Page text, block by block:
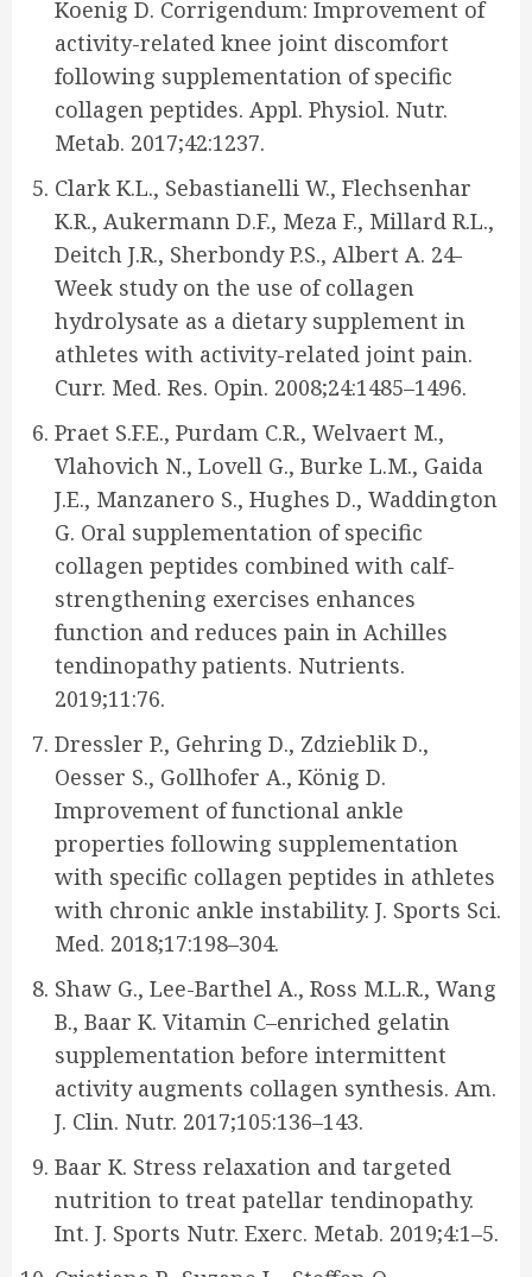
Koenig D. Corrigendum: Improvement of
activity-related knee joint discomfort
following supplementation of specific
collagen peptides. Appl. Physiol. Nutr.
Metab. 2017;42:1237.
Clark K.L., Sebastianelli W., Flechsenhar
K.R., Aukermann D.F., Meza F., Millard R.L.,
Deitch J.R., Sherbondy P.S., Albert A. 24-
Week study on the use of collagen
hydrolysate as a dietary supplement in
athletes with activity-related joint pain.
Curr. Med. Res. Opin. 2008;24:1485–1496.
Praet S.F.E., Purdam C.R., Welvaert M.,
Vlahovich N., Lovell G., Burke L.M., Gaida
J.E., Manzanero S., Hughes D., Waddington
G. Oral supplementation of specific
collagen peptides combined with calf-
strengthening exercises enhances
function and reduces pain in Achilles
tendinopathy patients. Nutrients.
2019;11:76.
Dressler P., Gehring D., Zdzieblik D.,
Oesser S., Gollhofer A., König D.
Improvement of functional ankle
properties following supplementation
with specific collagen peptides in athletes
with chronic ankle instability. J. Sports Sci.
Med. 2018;17:198–304.
Shaw G., Lee-Barthel A., Ross M.L.R., Wang
B., Baar K. Vitamin C–enriched gelatin
supplementation before intermittent
activity augments collagen synthesis. Am.
J. Clin. Nutr. 2017;105:136–143.
Baar K. Stress relaxation and targeted
nutrition to treat patellar tendinopathy.
Int. J. Sports Nutr. Exerc. Metab. 2019;4:1–5.